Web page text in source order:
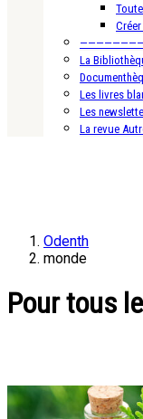
La
Les livres
Les
La revue
Odenth
monde
Pour tous